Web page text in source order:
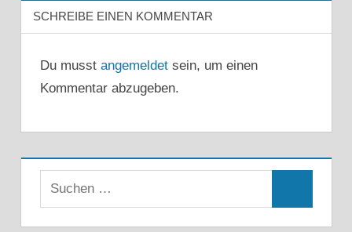
SCHREIBE EINEN KOMMENTAR
Du musst angemeldetsein, um einen
Kommentar abzugeben.